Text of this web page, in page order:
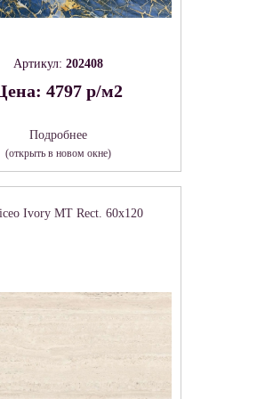
Артикул: 202408
4797 р/м2
Подробнее
(открыть в новом окне)
Ivory MT Rect. 60x120